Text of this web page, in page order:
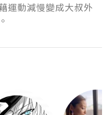
運動減慢變成大叔外